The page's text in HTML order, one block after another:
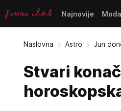
Najnovije Moda
Naslovna Astro Jun
Stvari